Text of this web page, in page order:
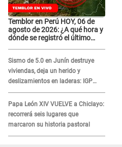
Temblor en Perú HOY, 06 de
agosto de 2026: ¿A qué hora y
dónde se registró el último
Sismo de 5.0 en Junín destruye
viviendas, deja un herido y
deslizamientos en laderas: IGP
alerta sobre posibles réplicas
Papa León XIV VUELVE a Chiclayo:
recorrerá seis lugares que
marcaron su historia pastoral